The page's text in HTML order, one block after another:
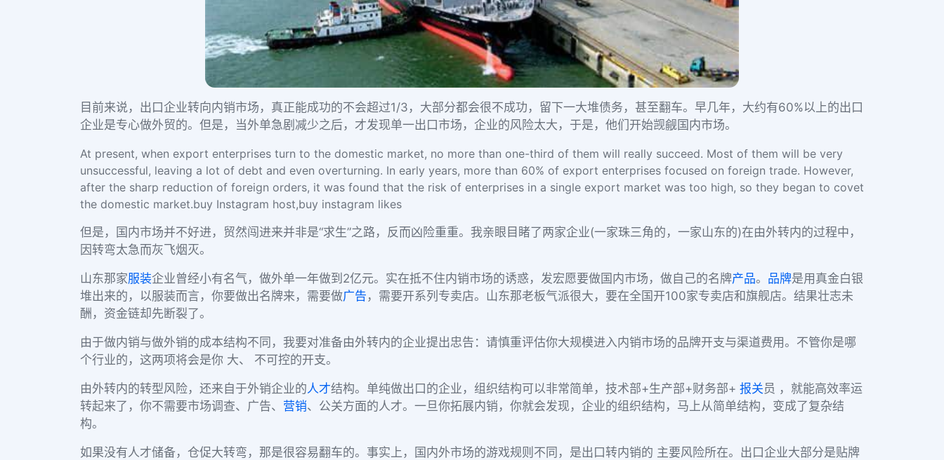
目前来说，出口企业转向内销市场，真正能成功的不会超过1/3，大部分都会很不成功，留下一大堆债务，甚至翻车。早几年，大约有60%以上的出口
企业是专心做外贸的。但是，当外单急剧减少之后，才发现单一出口市场，企业的风险太大，于是，他们开始觊觎国内市场。
At present, when export enterprises turn to the domestic market, no more than one-third of them will really succeed. Most of them will be very
unsuccessful, leaving a lot of debt and even overturning. In early years, more than 60% of export enterprises focused on foreign trade. However,
after the sharp reduction of foreign orders, it was found that the risk of enterprises in a single export market was too high, so they began to covet
the domestic market.buy Instagram host,buy instagram likes
但是，国内市场并不好进，贸然闯进来并非是“求生”之路，反而凶险重重。我亲眼目睹了两家企业(一家珠三角的，一家山东的)在由外转内的过程中，
因转弯太急而灰飞烟灭。
山东那家服装企业曾经小有名气，做外单一年做到2亿元。实在抵不住内销市场的诱惑，发宏愿要做国内市场，做自己的名牌产品。 品牌是用真金白银
堆出来的，以服装而言，你要做出名牌来，需要做广告 ，需要开系列专卖店。山东那老板气派很大，要在全国开100家专卖店和旗舰店。结果壮志未
酬，资金链却先断裂了。
由于做内销与做外销的成本结构不同，我要对准备由外转内的企业提出忠告：请慎重评估你大规模进入内销市场的品牌开支与渠道费用。不管你是哪
个行业的，这两项将会是你 大、 不可控的开支。
由外转内的转型风险，还来自于外销企业的人才结构。单纯做出口的企业，组织结构可以非常简单，技术部+生产部+财务部+ 报关员 ，就能高效率运
转起来了，你不需要市场调查、广告、 营销、公关方面的人才。一旦你拓展内销，你就会发现，企业的组织结构，马上从简单结构，变成了复杂结
构。
如果没有人才储备，仓促大转弯，那是很容易翻车的。事实上，国内外市场的游戏规则不同，是出口转内销的 主要风险所在。出口企业大部分是贴牌